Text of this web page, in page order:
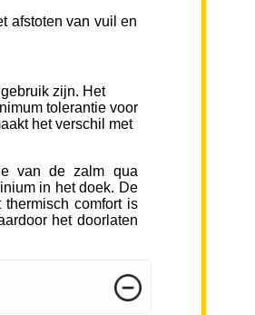
afstoten van vuil en
zijn. Het
tolerantie voor
het verschil met
van de zalm qua
in het doek. De
thermisch comfort is
het doorlaten